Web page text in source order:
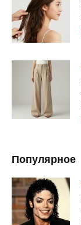
Популярное